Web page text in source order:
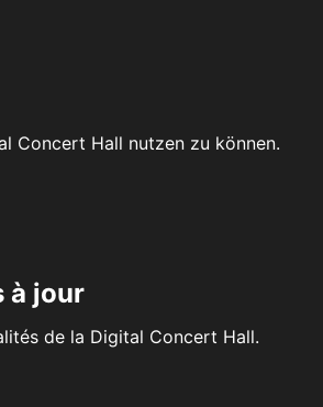
Concert Hall nutzen zu können.
à jour
de la Digital Concert Hall.